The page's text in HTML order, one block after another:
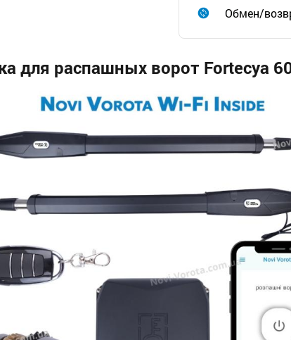
Обмен/
для распашных ворот Fortecya